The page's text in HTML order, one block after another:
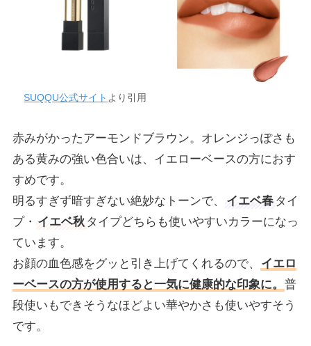
SUQQU公式サイト より引用
赤みがかったアーモンドブラウン。オレンジっぽさも
ある黄みの強い色合いは、イエローベースの方におす
すめです。
明るすぎず暗すぎない絶妙なトーンで、
イエベ春 タイ
プ・ イエベ秋 タイプどちらも使いやすいカラーになっ
ています。
お顔の血色感をグッと引き上げてくれるので、
イエロ
ーベースの方が使用すると一気に健康的な印象に。 普
段使いもできそうなほどよい華やかさも使いやすそう
です。